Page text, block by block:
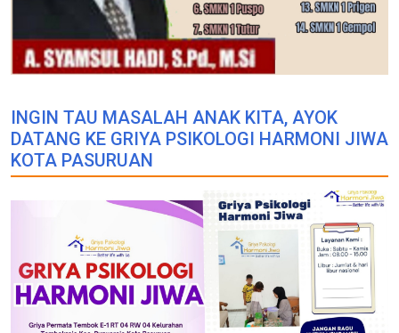
INGIN TAU MASALAH ANAK KITA, AYOK
DATANG KE GRIYA PSIKOLOGI HARMONI JIWA
KOTA PASURUAN